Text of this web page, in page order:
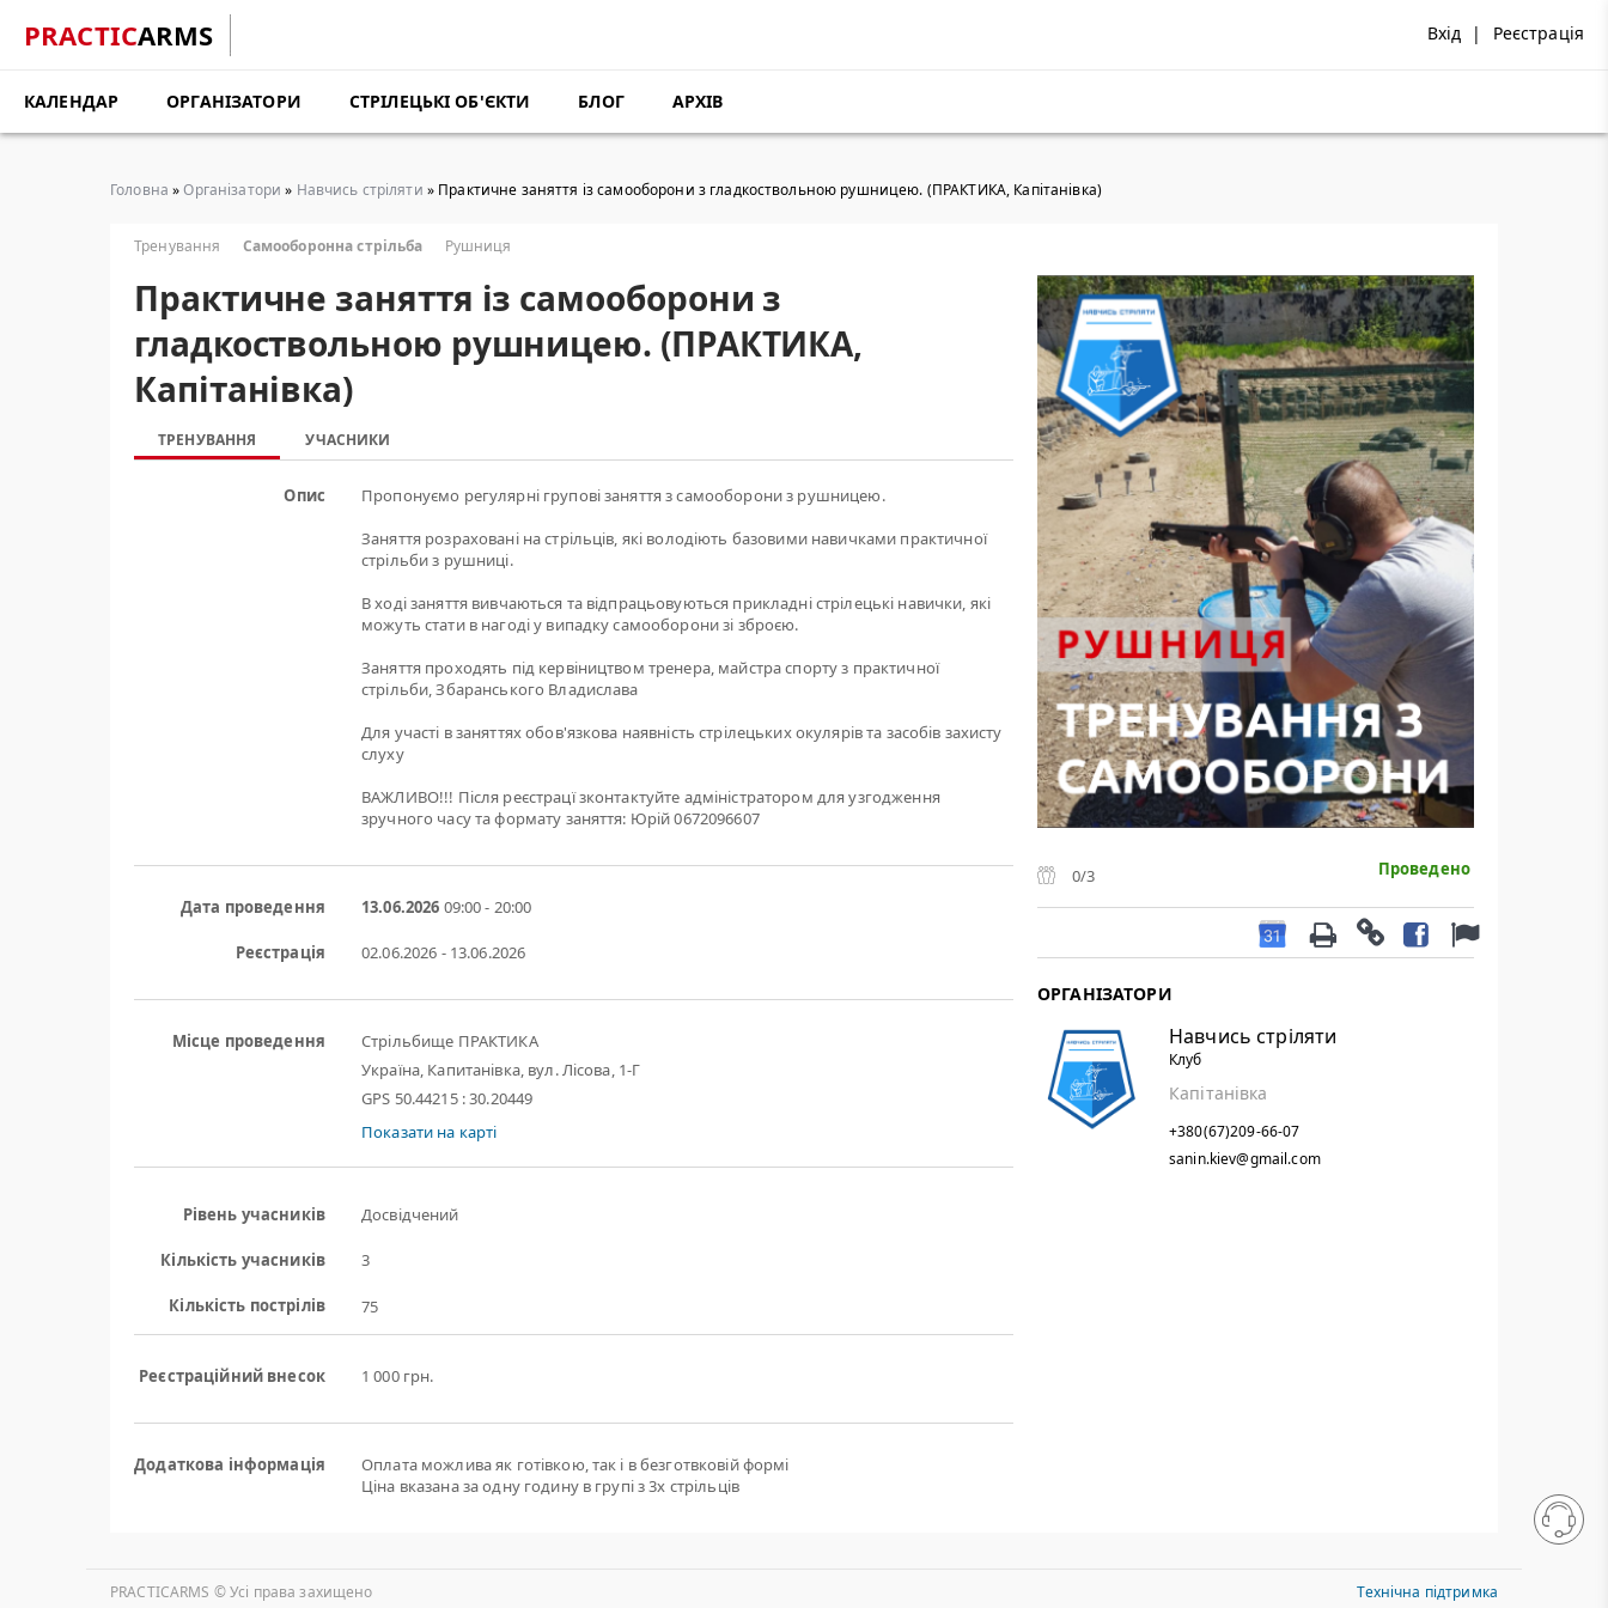
PRACTICARMS Вхід | Реєстрація
КАЛЕНДАР ОРГАНІЗАТОРИ СТРІЛЕЦЬКІ ОБ'ЄКТИ БЛОГ АРХІВ
Головна »Організатори » Навчись стріляти » Практичне заняття із самооборони з гладкоствольною рушницею. (ПРАКТИКА, Капітанівка)
Тренування Самооборонна стрільба Рушниця
Практичне заняття із самооборони з
гладкоствольною рушницею. (ПРАКТИКА,
Капітанівка)
ТРЕНУВАННЯ УЧАСНИКИ
Опис
Пропонуємо регулярні групові заняття з самооборони з рушницею.
Заняття розраховані на стрільців, які володіють базовими навичками практичної
стрільби з рушниці.
В ході заняття вивчаються та відпрацьовуються прикладні стрілецькі навички, які
можуть стати в нагоді у випадку самооборони зі зброєю.
Заняття проходять під кервіництвом тренера, майстра спорту з практичної
стрільби, Збаранського Владислава
Для участі в заняттях обов'язкова наявність стрілецьких окулярів та засобів захисту
слуху
ВАЖЛИВО!!! Після реєстрацї зконтактуйте адміністратором для узгодження
зручного часу та формату заняття: Юрій 0672096607
Дата проведення 13.06.2026 09:00 - 20:00
Реєстрація 02.06.2026 - 13.06.2026
Місце проведення
Стрільбище ПРАКТИКА
Україна, Капитанівка, вул. Лісова, 1-Г
GPS 50.44215 : 30.20449
Показати на карті
Рівень учасників Досвідчений
Кількість учасників 3
Кількість пострілів 75
Реєстраційний внесок 1 000 грн.
Додаткова інформація
Оплата можлива як готівкою, так і в безготвковій формі
Ціна вказана за одну годину в групі з 3х стрільців
0/3 Проведено
ОРГАНІЗАТОРИ
Навчись стріляти
Клуб
Капітанівка
+380(67)209-66-07
sanin.kiev@gmail.com
PRACTICARMS © Уcі права захищено Технічна підтримка